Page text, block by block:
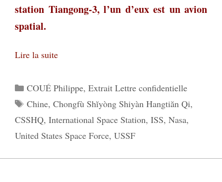
station Tiangong-3, l’un d’eux est un avion
spatial.
Lire la suite
Catégories
COUÉ Philippe, Extrait Lettre confidentielle
Étiquettes
Chine, Chongfù Shĭyòng Shiyàn Hangtiăn Qi,
CSSHQ, International Space Station, ISS, Nasa,
United States Space Force, USSF